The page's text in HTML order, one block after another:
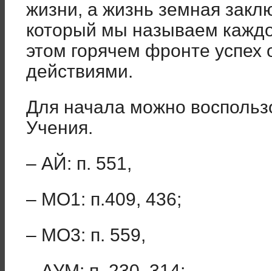
жизни, а жизнь земная
который мы называем
этом горячем фронте
действиями.
Для начала можно
Учения.
– АЙ: п. 551, –
– МО1: п.409, 436; –
– МО3: п. 559, –